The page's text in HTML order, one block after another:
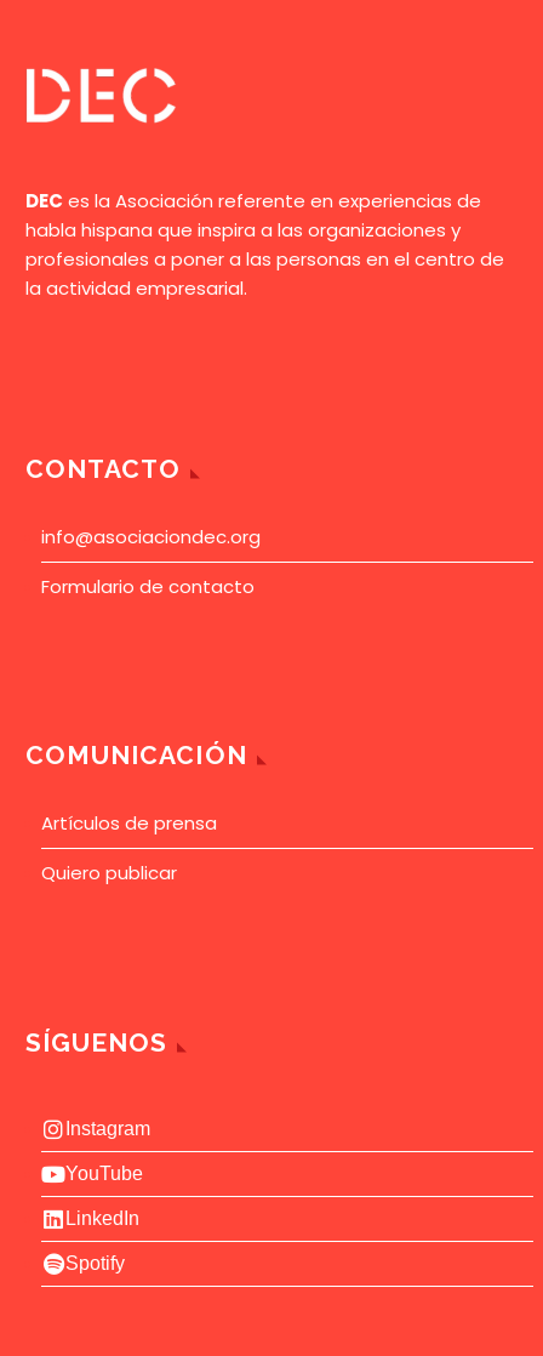
DEC es la Asociación referente en experiencias de
habla hispana que inspira a las organizaciones y
profesionales a poner a las personas en el centro de
la actividad empresarial.
CONTACTO
info@asociaciondec.org
Formulario de contacto
COMUNICACIÓN
Artículos de prensa
Quiero publicar
SÍGUENOS
Instagram
YouTube
LinkedIn
Spotify